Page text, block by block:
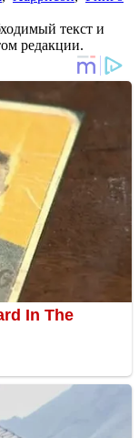
текст и
редакции.